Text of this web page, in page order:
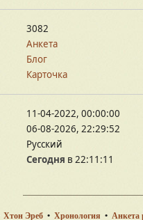
3082
Анкета
Блог
Карточка
11-04-2022, 00:00:00
06-08-2026, 22:29:52
Русский
Сегодня в 22:11:11
Хтон Эреб• Хронология • Анкета